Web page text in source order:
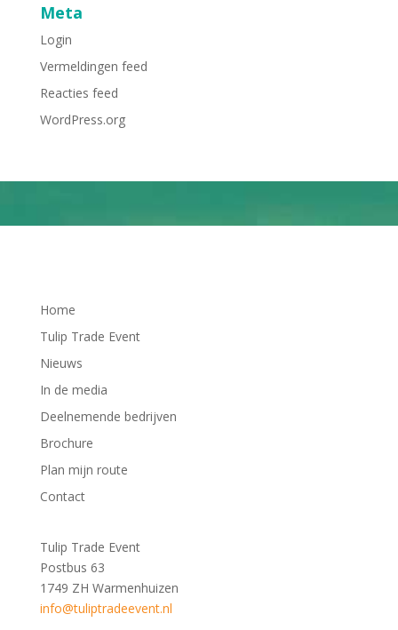
Meta
Login
Vermeldingen feed
Reacties feed
WordPress.org
Home
Tulip Trade Event
Nieuws
In de media
Deelnemende bedrijven
Brochure
Plan mijn route
Contact
Tulip Trade Event
Postbus 63
1749 ZH Warmenhuizen
info@tuliptradeevent.nl